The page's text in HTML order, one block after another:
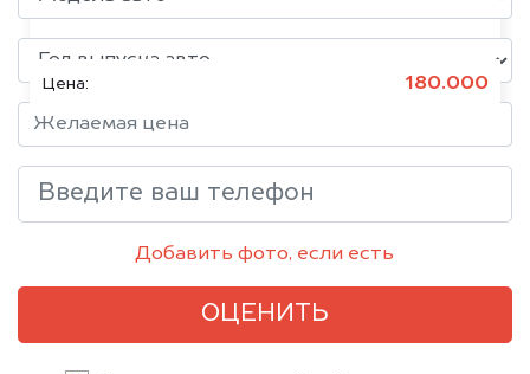
Цена: 180.000
Добавить фото, если есть
ОЦЕНИТЬ